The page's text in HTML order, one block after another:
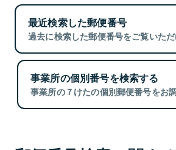
最近検索した郵便番号
過去に検索した郵便番号をご覧いただ
事業所の個別番号を検索する
事業所の７けたの個別郵便番号をお調